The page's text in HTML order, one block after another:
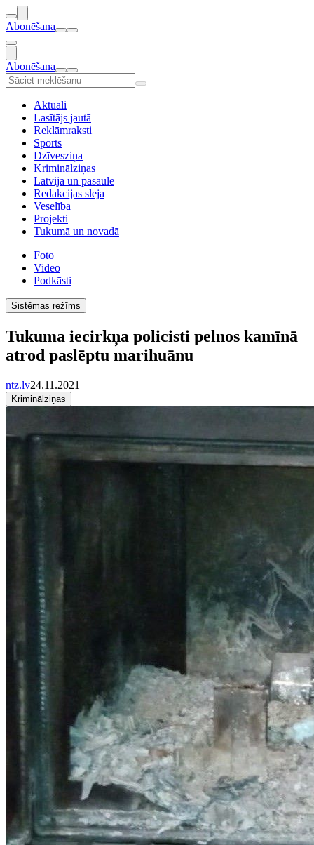
Abonēšana
Abonēšana
Aktuāli
Lasītājs jautā
Reklāmraksti
Sports
Dzīvesziņa
Kriminālziņas
Latvija un pasaulē
Redakcijas sleja
Veselība
Projekti
Tukumā un novadā
Foto
Video
Podkāsti
Sistēmas režīms
Tukuma iecirkņa policisti pelnos kamīnā
atrod paslēptu marihuānu
ntz.lv24.11.2021
Kriminālziņas